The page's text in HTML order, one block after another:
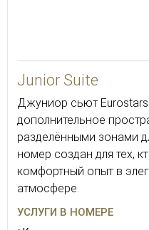
Junior Suite
Джуниор сьют Eurostars
дополнительное
разделёнными зонами
номер создан для тех,
комфортный опыт в
атмосфере.
УСЛУГИ В НОМЕРЕ